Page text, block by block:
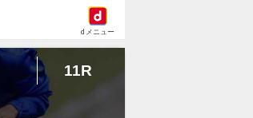
dメニュー
11R